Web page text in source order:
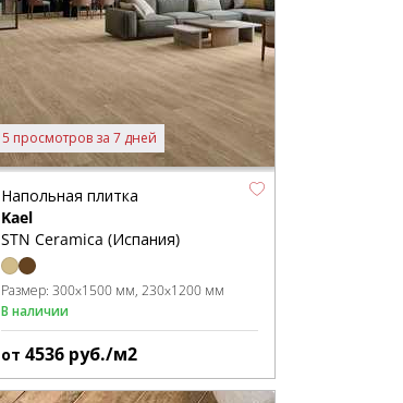
5 просмотров за 7 дней
Напольная плитка
Kael
STN Ceramica (Испания)
Размер: 300x1500 мм 230x1200 мм
В наличии
от 4536 руб./м2